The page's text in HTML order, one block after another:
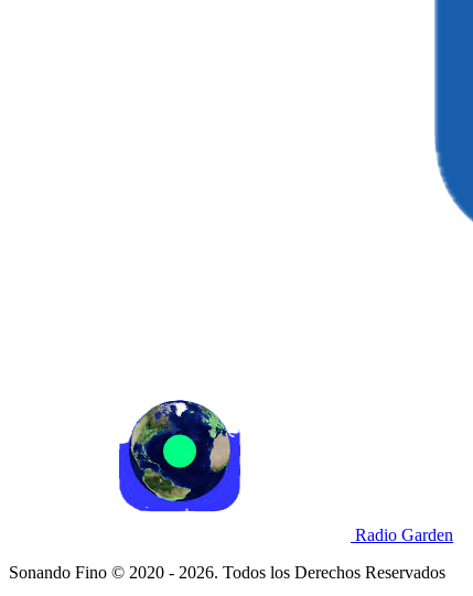
Radio Garden
Sonando Fino © 2020 - 2026. Todos los Derechos Reservados